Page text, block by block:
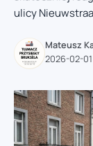
ulicy
Mateusz
2026-02-01